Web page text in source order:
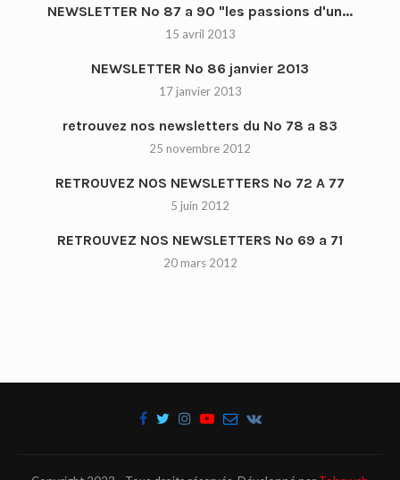
NEWSLETTER No 87 a 90 "les passions d'un...
15 avril 2013
NEWSLETTER No 86 janvier 2013
17 janvier 2013
retrouvez nos newsletters du No 78 a 83
25 novembre 2012
RETROUVEZ NOS NEWSLETTERS No 72 A 77
5 juin 2012
RETROUVEZ NOS NEWSLETTERS No 69 a 71
20 mars 2012